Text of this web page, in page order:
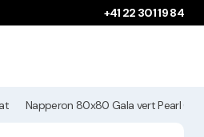
+41 22 301 19 84
Napperon 80x80 Gala vert Pearl